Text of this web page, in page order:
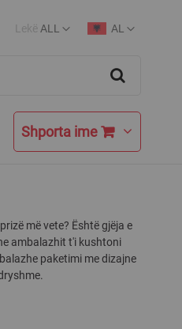
Currency
Lekë ALL
Language
AL
Shporta ime
më vete? Është gjëja e
ambalazhit t'i kushtoni
paketimi me dizajne